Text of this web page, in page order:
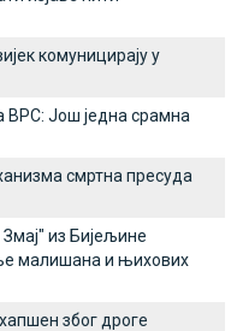
комуницирају у
ВРС: Још једна срамна
смртна пресуда
из Бијељине
малишана и њихових
због дроге